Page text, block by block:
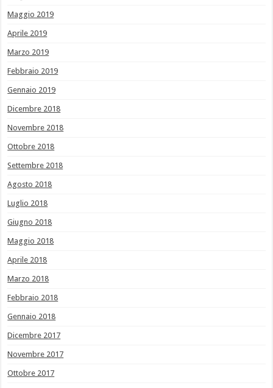
Maggio 2019
Aprile 2019
Marzo 2019
Febbraio 2019
Gennaio 2019
Dicembre 2018
Novembre 2018
Ottobre 2018
Settembre 2018
Agosto 2018
Luglio 2018
Giugno 2018
Maggio 2018
Aprile 2018
Marzo 2018
Febbraio 2018
Gennaio 2018
Dicembre 2017
Novembre 2017
Ottobre 2017